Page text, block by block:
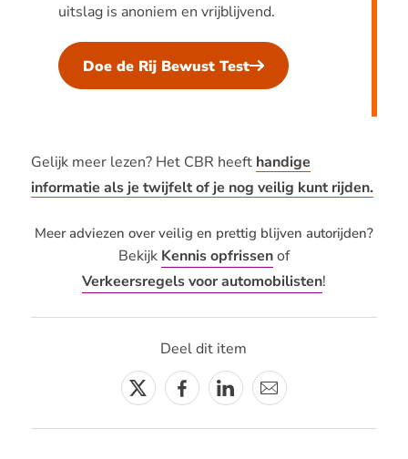
uitslag is anoniem en vrijblijvend.
Doe de Rij Bewust Test
Gelijk meer lezen? Het CBR heeft handige
informatie als je twijfelt of je nog veilig kunt rijden.
Meer adviezen over veilig en prettig blijven autorijden?
Bekijk Kennis opfrissenof
Verkeersregels voor automobilisten!
Deel dit item
TwitterFacebookLinkedin
E-